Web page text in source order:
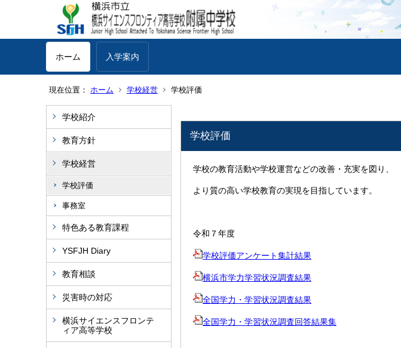
ホーム 入学案内
現在位置： ホーム 学校経営 学校評価
学校紹介
教育方針
学校経営
学校評価
事務室
特色ある教育課程
YSFJH Diary
教育相談
災害時の対応
横浜サイエンスフロンテ
ィア高等学校
学校評価
学校の教育活動や学校運営などの改善・充実を図り、
より質の高い学校教育の実現を目指しています。
令和７年度
学校評価アンケート集計結果
横浜市学力学習状況調査結果
全国学力・学習状況調査結果
全国学力・学習状況調査回答結果集